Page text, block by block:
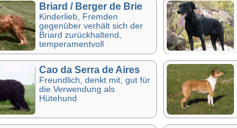
Briard / Berger de Brie
Kinderlieb, Fremden
gegenüber verhält sich der
Briard zurückhaltend,
temperamentvoll
Cao da Serra de Aires
Freundlich, denkt mit, gut für
die Verwendung als
Hütehund